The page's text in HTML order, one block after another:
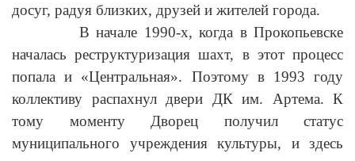
досуг, радуя близких, друзей и жителей города.
В начале 1990-х, когда в Прокопьевске
началась реструктуризация шахт, в этот процесс
попала и «Центральная». Поэтому в 1993 году
коллективу распахнул двери ДК им. Артема. К
тому моменту Дворец получил статус
муниципального учреждения культуры, и здесь